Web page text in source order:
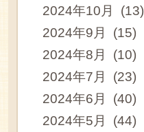
2024年10月 (13)
2024年9月 (15)
2024年8月 (10)
2024年7月 (23)
2024年6月 (40)
2024年5月 (44)